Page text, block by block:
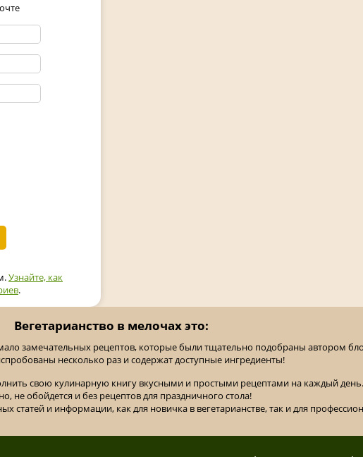
Узнайте, как
.
Вегетарианство в мелочах это:
замечательных рецептов, которые были тщательно подобраны автором
несколько раз и содержат доступные ингредиенты!
свою кулинарную книгу вкусными и простыми рецептами на каждый день.
не обойдется и без рецептов для праздничного стола!
статей и информации, как для новичка в вегетарианстве, так и для